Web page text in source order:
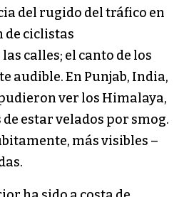
del rugido del tráfico en
de ciclistas
calles; el canto de los
audible. En Punjab, India,
ver los Himalaya,
de estar velados por smog.
más visibles –